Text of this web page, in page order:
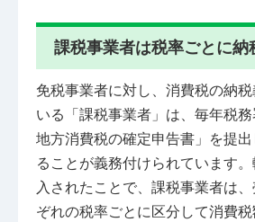
課税事業者は税率ごとに納
免税事業者に対し、消費税の納
いる「課税事業者」は、毎年税
地方消費税の確定申告書」を提
ることが義務付けられています
入されたことで、課税事業者は
ぞれの税率ごとに区分して消費